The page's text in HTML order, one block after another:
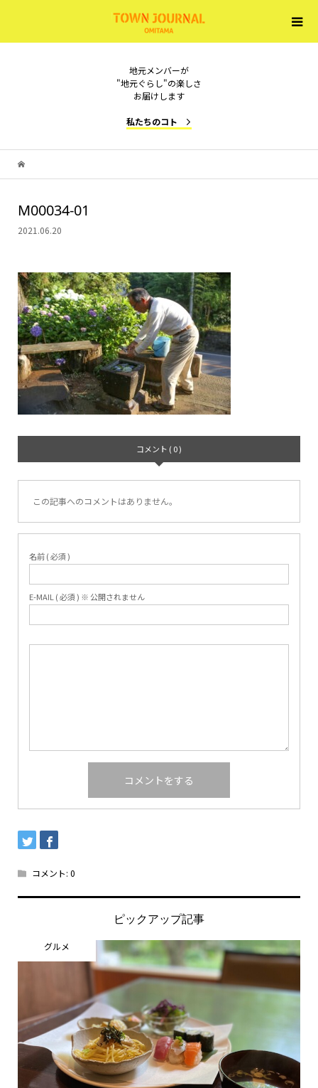
地元メンバーが
"地元ぐらし"の楽しさ
お届けします
私たちのコト
M00034-01
2021.06.20
コメント ( 0 )
この記事へのコメントはありません。
名前 ( 必須 )
E-MAIL ( 必須 ) ※ 公開されません
コメント: 0
ピックアップ記事
グルメ